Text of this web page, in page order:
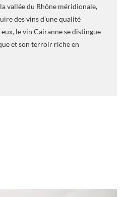
vallée du Rhône méridionale,
des vins d’une qualité
le vin Cairanne se distingue
et son terroir riche en